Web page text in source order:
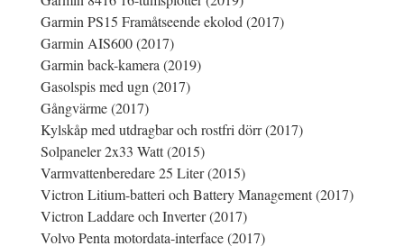
Garmin PS15 Framåtseende ekolod (2017)
Garmin AIS600 (2017)
Garmin back-kamera (2019)
Gasolspis med ugn (2017)
Gångvärme (2017)
Kylskåp med utdragbar och rostfri dörr (2017)
Solpaneler 2x33 Watt (2015)
Varmvattenberedare 25 Liter (2015)
Victron Litium-batteri och Battery Management (2017)
Victron Laddare och Inverter (2017)
Volvo Penta motordata-interface (2017)